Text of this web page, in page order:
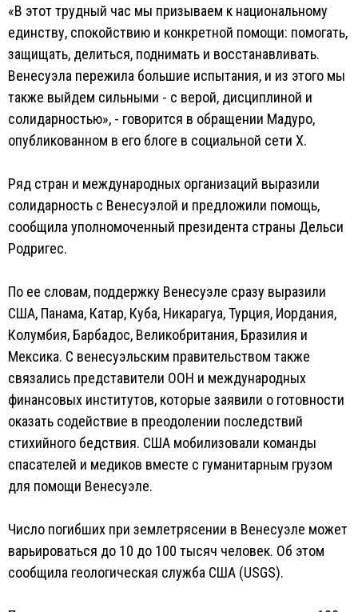
«В этот трудный час мы призываем к национальному
единству, спокойствию и конкретной помощи: помогать,
защищать, делиться, поднимать и восстанавливать.
Венесуэла пережила большие испытания, и из этого мы
также выйдем сильными - с верой, дисциплиной и
солидарностью», - говорится в обращении Мадуро,
опубликованном в его блоге в социальной сети X.
Ряд стран и международных организаций выразили
солидарность с Венесуэлой и предложили помощь,
сообщила уполномоченный президента страны Дельси
Родригес.
По ее словам, поддержку Венесуэле сразу выразили
США, Панама, Катар, Куба, Никарагуа, Турция, Иордания,
Колумбия, Барбадос, Великобритания, Бразилия и
Мексика. С венесуэльским правительством также
связались представители ООН и международных
финансовых институтов, которые заявили о готовности
оказать содействие в преодолении последствий
стихийного бедствия. США мобилизовали команды
спасателей и медиков вместе с гуманитарным грузом
для помощи Венесуэле.
Число погибших при землетрясении в Венесуэле может
варьироваться до 10 до 100 тысяч человек. Об этом
сообщила геологическая служба США (USGS).